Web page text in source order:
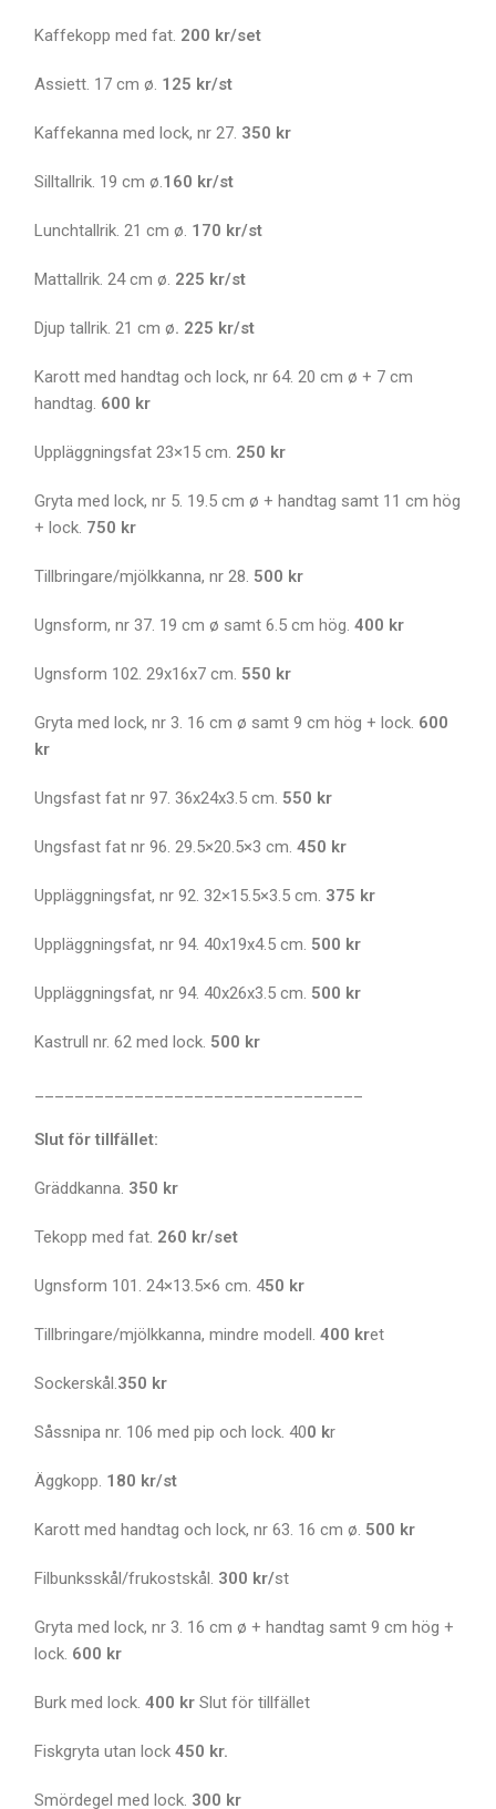
Kaffekopp med fat. 200 kr/set
Assiett. 17 cm ø. 125 kr/st
Kaffekanna med lock, nr 27. 350 kr
Silltallrik. 19 cm ø.160 kr/st
Lunchtallrik. 21 cm ø. 170 kr/st
Mattallrik. 24 cm ø. 225 kr/st
Djup tallrik. 21 cm ø. 225 kr/st
Karott med handtag och lock, nr 64. 20 cm ø + 7 cm
handtag. 600 kr
Uppläggningsfat 23×15 cm. 250 kr
Gryta med lock, nr 5. 19.5 cm ø + handtag samt 11 cm hög
+ lock. 750 kr
Tillbringare/mjölkkanna, nr 28. 500 kr
Ugnsform, nr 37. 19 cm ø samt 6.5 cm hög. 400 kr
Ugnsform 102. 29x16x7 cm. 550 kr
Gryta med lock, nr 3. 16 cm ø samt 9 cm hög + lock. 600
kr
Ungsfast fat nr 97. 36x24x3.5 cm. 550 kr
Ungsfast fat nr 96. 29.5×20.5×3 cm.450 kr
Uppläggningsfat, nr 92. 32×15.5×3.5 cm. 375 kr
Uppläggningsfat, nr 94. 40x19x4.5 cm. 500 kr
Uppläggningsfat, nr 94. 40x26x3.5 cm. 500 kr
Kastrull nr. 62 med lock. 500 kr
Slut för tillfället:
Gräddkanna. 350 kr
Tekopp med fat. 260 kr/set
Ugnsform 101. 24×13.5×6 cm. 450 kr
Tillbringare/mjölkkanna, mindre modell. 400 kret
Sockerskål.350 kr
Såssnipa nr. 106 med pip och lock. 400 kr
Äggkopp. 180 kr/st
Karott med handtag och lock, nr 63. 16 cm ø. 500 kr
Filbunksskål/frukostskål. 300 kr/st
Gryta med lock, nr 3. 16 cm ø + handtag samt 9 cm hög +
lock. 600 kr
Burk med lock.400 kr Slut för tillfället
Fiskgryta utan lock450 kr.
Smördegel med lock. 300 kr